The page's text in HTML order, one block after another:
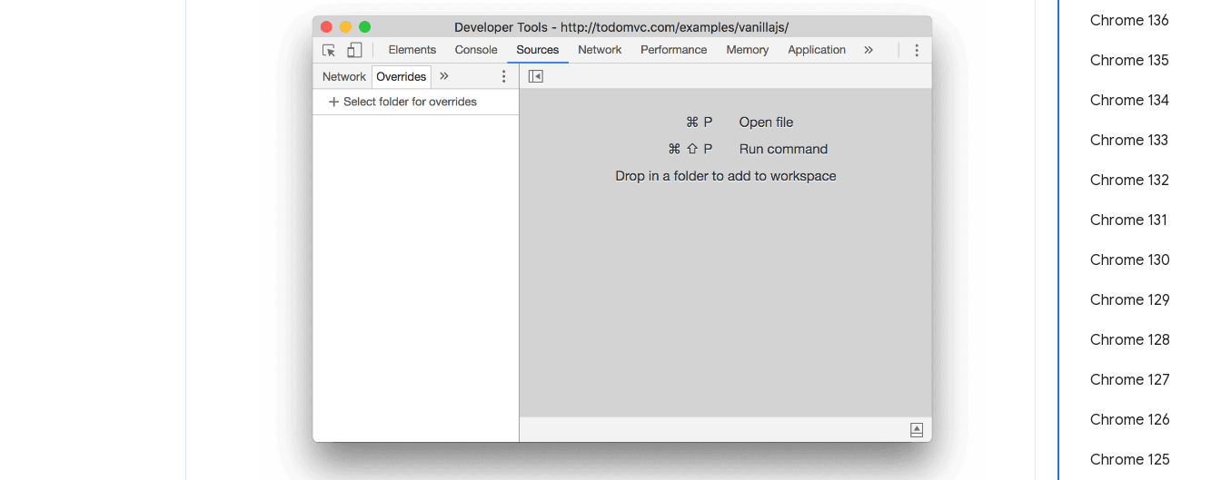
Chrome 136
Chrome 135
Chrome 134
Chrome 133
Chrome 132
Chrome 131
Chrome 130
Chrome 129
Chrome 128
Chrome 127
Chrome 126
Chrome 125